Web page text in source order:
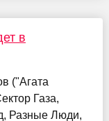
в
("Агата
Газа,
Разные Люди,